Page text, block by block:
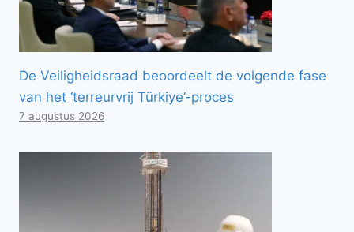
De Veiligheidsraad beoordeelt de volgende fase
van het ‘terreurvrij Türkiye’-proces
7 augustus 2026